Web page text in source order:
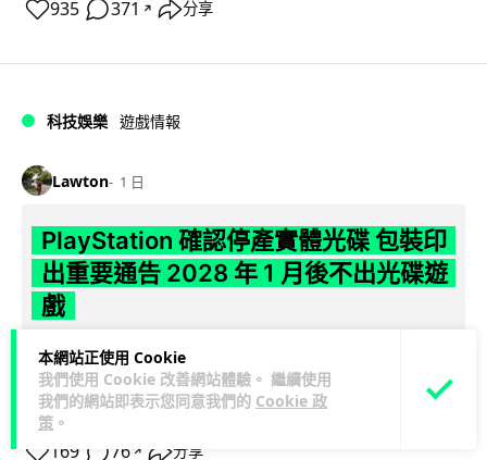
本網站正使用 Cookie
我們使用 Cookie 改善網站體驗。 繼續使用
我們的網站即表示您同意我們的 Cookie 政
策 。
935 371 ↗ 分享
科技娛樂 遊戲情報
Lawton 1 日
PlayStation 確認停產實體光碟 包裝印
出重要通告 2028 年 1 月後不出光碟遊
戲
Sony 已在 PS5 主機包裝加貼提示貼紙，重申官方 7 月已公布
計劃：2028 年 1 月起停產新遊戲實體光碟。分析師預期 PS6
因此... 閱讀全文
169 76 ↗ 分享